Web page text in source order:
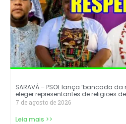
SARAVÁ – PSOL lança ‘bancada
eleger representantes de religiões
7 de agosto de 2026
Leia mais >>